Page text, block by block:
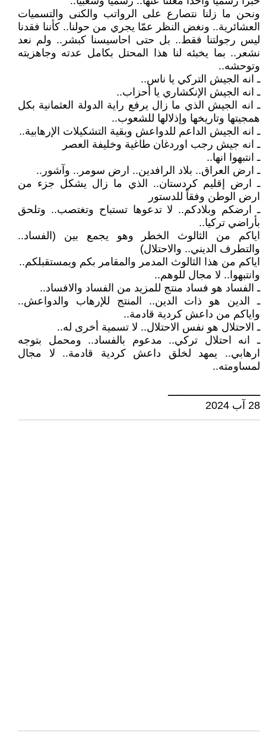
ونحن ما زلنا نتصارع على الرواتب والكنى والتسميات
العشائرية.. ونغض النظر عمّا يجري من حولنا.. كأننا فقدنا
ليس رجولتنا فقط.. بل حتى احاسيسنا كبشر.. ولم نعد
نشعر.. بما يخبئه لنا هذا المحتل بكامل عدته وجاهزيته
وتوحشه..
ـ انه الجيش التركي يا ناس..
ـ انه الجيش الإنكشاري يا أحزاب..
ـ انه الجيش الذي ما زال يرفع راية الدولة العثمانية بكل
همجيتها وتاريخها وإذلالها للشعوب..
ـ انه الجيش الداعم للدواعش وبقية التشكيلات الإرهابية..
ـ انه جيش رجب اوردغان طاغية وخليفة العصر
ـ انتبهوا انها..
ـ ارض العراق.. بلاد الرافدين.. ارض سومر.. وآشور..
ـ ارض إقليم كردستان.. الذي ما زال يشكل جزء من
ارض الوطن وفقاً للدستور
ـ ارضكم وبلادكم.. لا تدعوها تستباح وتغتصب.. وتلحق
بأراضي تركيا..
اياكم من الثالوث الخطر وهو يجمع بين (الفساد..
والتطرف الديني.. والاحتلال)
اياكم من هذا الثالوث المدمر والمقامر بكم وبمستقبلكم..
وانتبهوا.. لا مجال للوهم..
ـ الفساد هو فساد منتج للمزيد من الفساد والافساد..
ـ الدين هو ذات الدين.. المنتج للإرهاب والدواعش..
واياكم من داعش كردية قادمة..
ـ الاحتلال هو نفس الاحتلال.. لا تسمية أخرى له..
ـ انه احتلال تركي.. مدعوم بالفساد.. ومحمل بتوجه
ارهابي.. يمهد لخلق داعش كردية قادمة.. لا مجال
لمساومته..
ـــــــــــــــــــــــــــــــ
28 آب 2024